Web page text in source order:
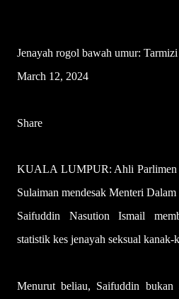
Jenayah rogol bawah umur:
March 12, 2024
Share
KUALA LUMPUR: Ahli Parlimen
Sulaiman mendesak Menteri
Saifuddin Nasution Ismail
statistik kes jenayah seksual
Menurut beliau, Saifuddin bukan